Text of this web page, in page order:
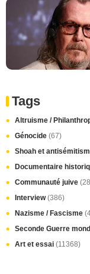
Tags
Altruisme /
Génocide (67)
Shoah et
Documentaire
Communauté juive
Interview(386)
Nazisme / Fascisme
Seconde Guerre
Art et essai (11368)